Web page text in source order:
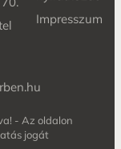
Impresszum
- Az oldalon
jogát